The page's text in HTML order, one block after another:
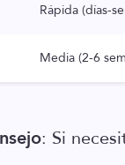
Rápida (días-
Media (2-6
: Si